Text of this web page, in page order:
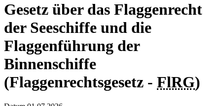
Gesetz über das Flaggenrecht
der Seeschiffe und die
Flaggenführung der
Binnenschiffe
(Flaggenrechtsgesetz - FlRG)